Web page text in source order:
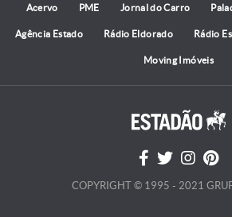
Acervo PME Jornal do Carro
Agência Estado Rádio Eldorado Rádio
Moving Imóveis
COPYRIGHT © 1995 - 2021